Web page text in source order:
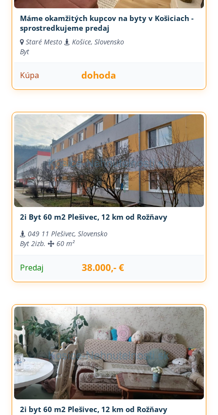
Máme okamžitých kupcov na byty v Košiciach -
sprostredkujeme predaj
Staré Mesto
Košice, Slovensko
Byt
Kúpa dohoda
2i Byt 60 m2 Plešivec, 12 km od Rožňavy
049 11 Plešivec, Slovensko
Byt 2izb. 60 m²
Predaj 38.000,- €
2i byt 60 m2 Plešivec, 12 km od Rožňavy